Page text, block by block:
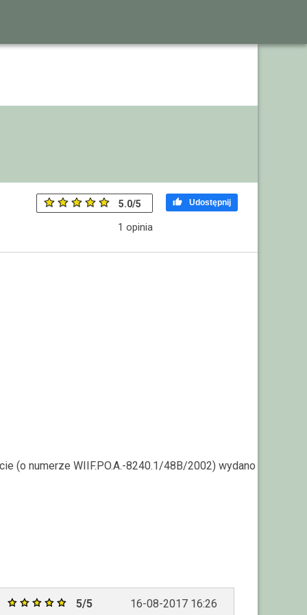
5.0/5
1 opinia
 Udostępnij
(o numerze WIIF.PO.A.-8240.1/48B/2002) wydano
5/5 16-08-2017 16:26